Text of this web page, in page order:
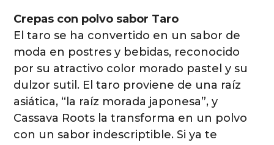
Crepas con polvo sabor Taro
El taro se ha convertido en un sabor de
moda en postres y bebidas, reconocido
por su atractivo color morado pastel y su
dulzor sutil. El taro proviene de una raíz
asiática, “la raíz morada japonesa”, y
Cassava Roots la transforma en un polvo
con un sabor indescriptible. Si ya te